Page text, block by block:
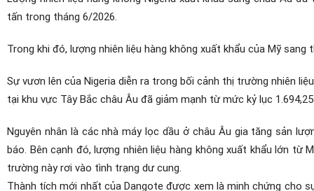
tấn trong tháng 6/2026.
Trong khi đó, lượng nhiên liệu hàng không xuất khẩu của Mỹ
Sự vươn lên của Nigeria diễn ra trong bối cảnh thị trường nhiên
tại khu vực Tây Bắc châu Âu đã giảm mạnh từ mức kỷ lục
Nguyên nhân là các nhà máy lọc dầu ở châu Âu gia tăng sản
báo. Bên cạnh đó, lượng nhiên liệu hàng không xuất khẩu lớn từ
trường này rơi vào tình trạng dư cung.
Thành tích mới nhất của Dangote được xem là minh chứng cho